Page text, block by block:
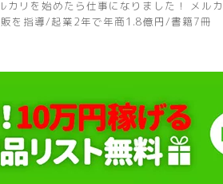
カリを始めたら仕事になりました！ メル
を指導/起業2年で年商1.8億円/書籍7冊
SHARK”